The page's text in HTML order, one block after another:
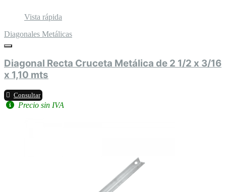
Vista rápida
Diagonales Metálicas
Diagonal Recta Cruceta Metálica de 2 1/2 x 3/16
x 1,10 mts
Consultar
Precio sin IVA